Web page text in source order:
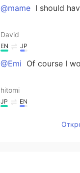
@mame I should
David
EN JP
@Emi Of course I
hitomi
JP EN